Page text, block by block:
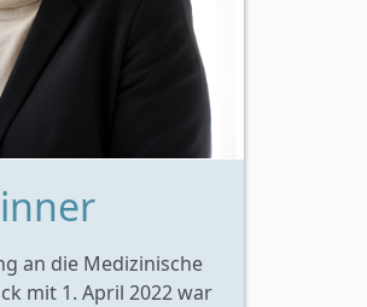
an die Medizinische
mit 1. April 2022 war